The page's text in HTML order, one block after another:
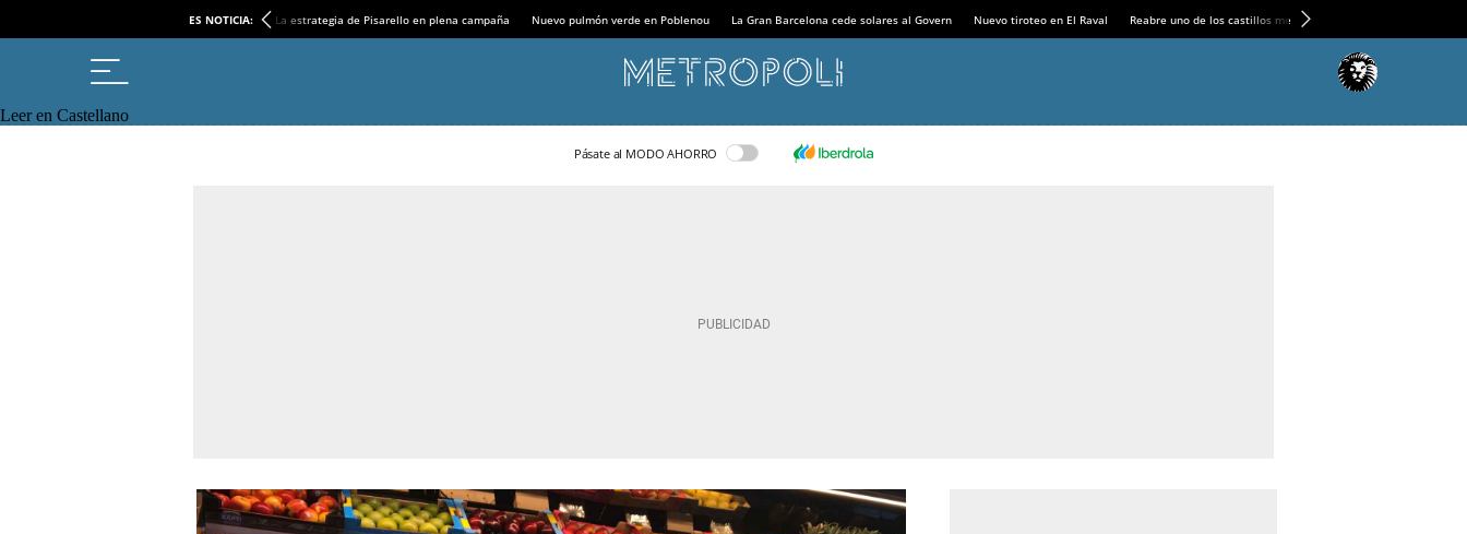
ES NOTICIA: La estrategia de Pisarello en plena campaña Nuevo pulmón verde en Poblenou La Gran Barcelona cede solares al Govern Nuevo tiroteo en El Raval Reabre uno de los castillos medievales más espectaculares
Leer en Castellano
Pásate al MODO AHORRO